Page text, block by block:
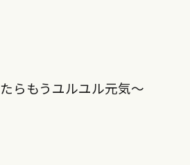
らもうユルユル元気〜